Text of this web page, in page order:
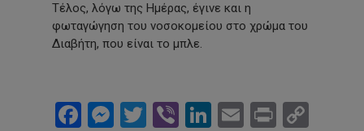
Τέλος, λόγω της Ημέρας, έγινε και η
φωταγώγηση του νοσοκομείου στο χρώμα του
Διαβήτη, που είναι το μπλε.
Facebook
Messenger
Twitter
ViberLinkedIn
Email
Print